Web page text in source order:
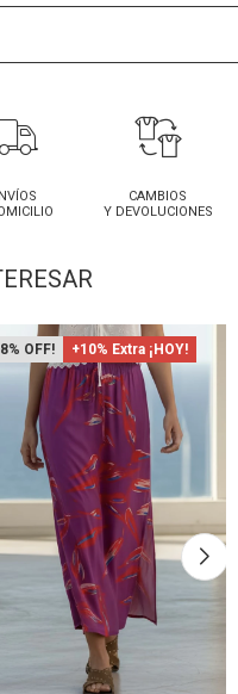
CAMBIOS
Y DEVOLUCIONES
+10% Extra ¡HOY!